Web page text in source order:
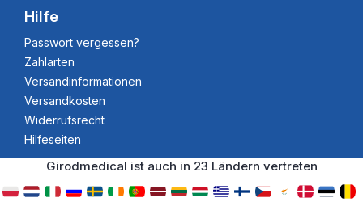
Hilfe
Passwort vergessen?
Zahlarten
Versandinformationen
Versandkosten
Widerrufsrecht
Hilfeseiten
Girodmedical ist auch in 23 Ländern vertreten